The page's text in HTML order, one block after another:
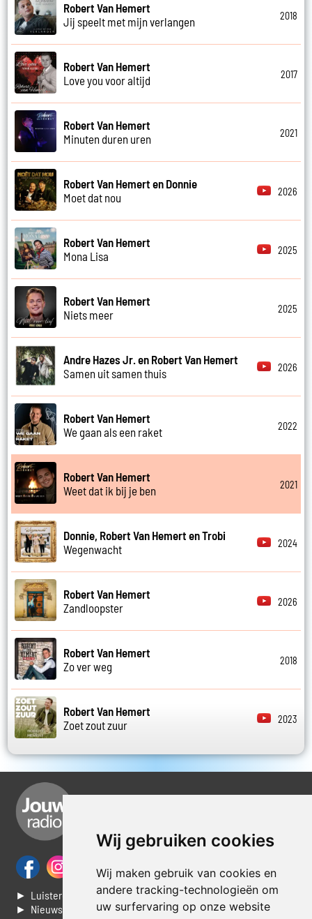
Wij gebruiken cookies
Wij maken gebruik van cookies en
andere tracking-technologieën om
uw surfervaring op onze website
Robert Van Hemert
Jij speelt met mijn verlangen
2018
Robert Van Hemert
Love you voor altijd
2017
Robert Van Hemert
Minuten duren uren
2021
Robert Van Hemert en Donnie
Moet dat nou
2026
Robert Van Hemert
Mona Lisa
2025
Robert Van Hemert
Niets meer
2025
Andre Hazes Jr. en Robert Van Hemert
Samen uit samen thuis
2026
Robert Van Hemert
We gaan als een raket
2022
Robert Van Hemert
Weet dat ik bij je ben
2021
Donnie, Robert Van Hemert en Trobi
Wegenwacht
2024
Robert Van Hemert
Zandloopster
2026
Robert Van Hemert
Zo ver weg
2018
Robert Van Hemert
Zoet zout zuur
2023
► Luisteren naar Jouwradio
► Nieuws